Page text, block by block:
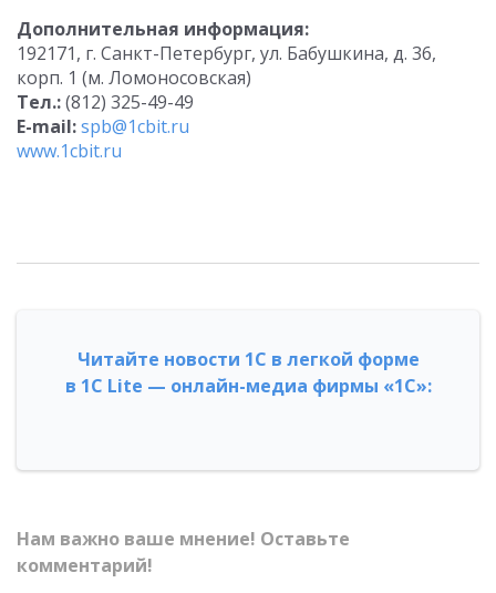
Дополнительная информация:
192171, г. Санкт-Петербург, ул. Бабушкина, д. 36,
корп. 1 (м. Ломоносовская)
Тел.:(812) 325-49-49
E-mail:spb@1cbit.ru
www.1cbit.ru
Читайте новости 1С в легкой форме
в 1С Lite — онлайн-медиа фирмы «1С»:
Нам важно ваше мнение! Оставьте
комментарий!